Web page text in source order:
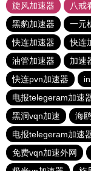
旋风加速器
八戒
黑豹加速器
一元
快连加速器
快连
油管加速器
加速
快连pvn加速器
电报telegeram加速
黑洞vqn加速
海
电报telegeram加速
免费vqn加速外网